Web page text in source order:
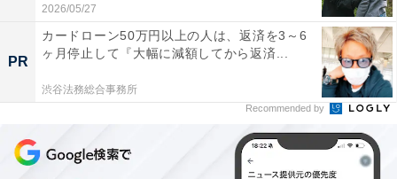
A post shared by 浜辺美波 Hamabe Minami
2026/05/27
PR
カードローン50万円以上の人は、返済を3～6
ヶ月停止して『大幅に減額してから返済...
渋谷法務総合事務所
Recommended by